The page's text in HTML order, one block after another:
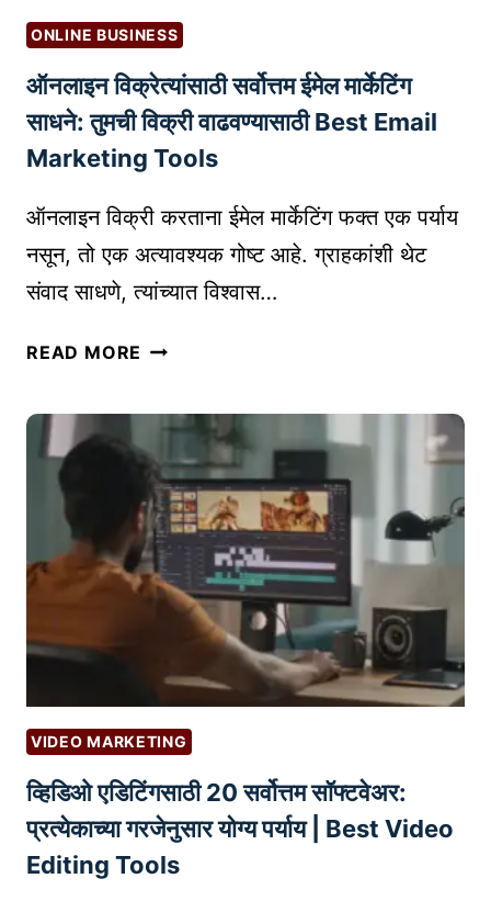
A
E
D
B
U
S
N
E
S
U
I
D
E
ती
ल
स
र्वो
म
इ
न्क्यु
बे
ट
O
S
T
A
R
T
N
C
B
A
ONLINE BUSINESS
ऑनलाइन विक्रेत्यांसाठी सर्वोत्तम ईमेल मार्केटिंग
साधने: तुमची विक्री वाढवण्यासाठी Best Email
Marketing Tools
ऑनलाइन विक्री करताना ईमेल मार्केटिंग फक्त एक पर्याय
नसून, तो एक अत्यावश्यक गोष्ट आहे. ग्राहकांशी थेट
संवाद साधणे, त्यांच्यात विश्वास…
READ MORE ऑ
न
वि
क्रे
त्यां
सा
त्त
म
ई
मे
ल
र्के
VIDEO MARKETING
व्हिडिओ एडिटिंगसाठी 20 सर्वोत्तम सॉफ्टवेअर:
प्रत्येकाच्या गरजेनुसार योग्य पर्याय | Best Video
Editing Tools